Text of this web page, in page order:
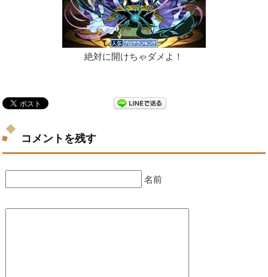
絶対に開けちゃダメよ！
コメントを残す
名前